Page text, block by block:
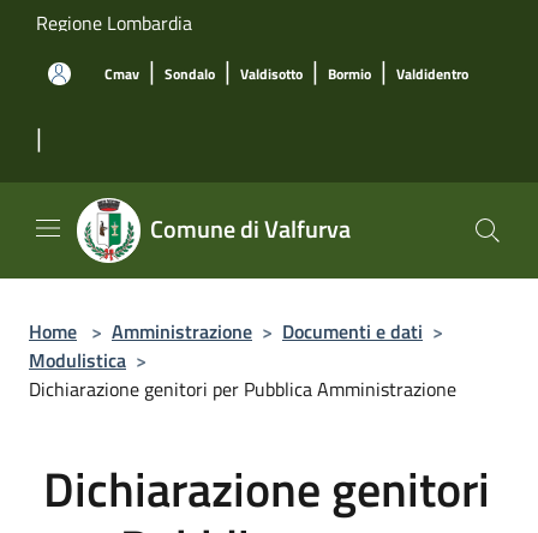
Salta al contenuto principale
Regione Lombardia
Cmav | Sondalo | Valdisotto | Bormio | Valdidentro
|
Comune di Valfurva
Home > Amministrazione > Documenti e dati >
Modulistica >
Dichiarazione genitori per Pubblica Amministrazione
Dichiarazione genitori